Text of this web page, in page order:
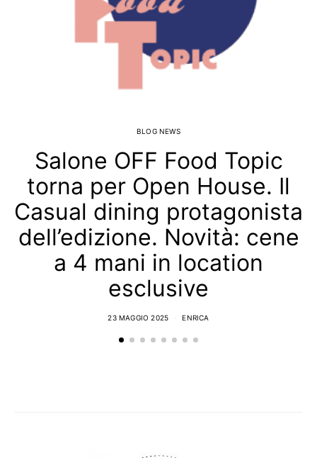
BLOG NEWS
Salone OFF Food Topic
torna per Open House. Il
Casual dining protagonista
dell’edizione. Novità: cene
a 4 mani in location
esclusive
23 MAGGIO 2025 ENRICA